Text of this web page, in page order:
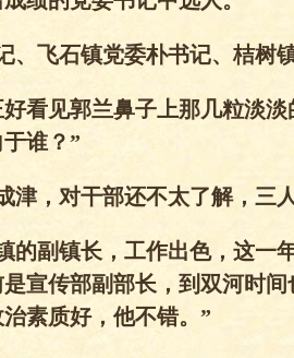
、飞石镇党委朴书记、桔树
看见郭兰鼻子上那几粒淡
谁？”
津，对干部还不太了解，三
的副镇长，工作出色，这一
宣传部副部长，到双河时
素质好，他不错。”